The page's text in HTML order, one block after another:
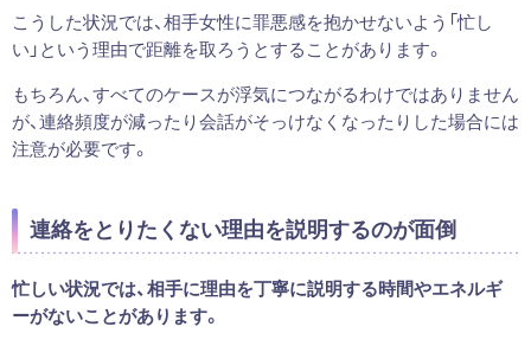
こうした状況では、相手女性に罪悪感を抱かせないよう「忙し
い」という理由で距離を取ろうとすることがあります。
もちろん、すべてのケースが浮気につながるわけではありません
が、連絡頻度が減ったり会話がそっけなくなったりした場合には
注意が必要です。
連絡をとりたくない理由を説明するのが面倒
忙しい状況では、相手に理由を丁寧に説明する時間やエネルギ
ーがないことがあります。